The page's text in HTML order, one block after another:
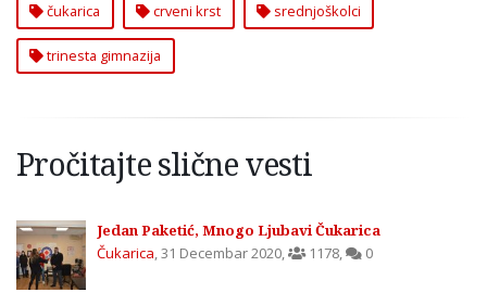
čukarica crveni krst srednjoškolci
trinesta gimnazija
Pročitajte slične vesti
Jedan Paketić, Mnogo Ljubavi Čukarica
Čukarica,31 Decembar 2020, 1178, 0